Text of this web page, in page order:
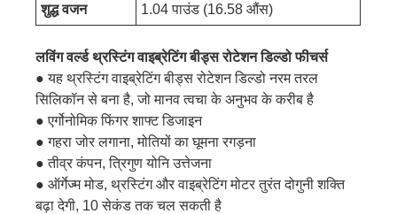
शुद्ध वजन 1.04 पाउंड (16.58 औंस)
लविंग वर्ल्ड थ्रस्टिंग वाइब्रेटिंग बीड्स रोटेशन डिल्डो फीचर्स
● यह थ्रस्टिंग वाइब्रेटिंग बीड्स रोटेशन डिल्डो नरम तरल
सिलिकॉन से बना है, जो मानव त्वचा के अनुभव के करीब है
● एर्गोनोमिक फिंगर शाफ्ट डिजाइन
● गहरा जोर लगाना, मोतियों का घूमना रगड़ना
● तीव्र कंपन, त्रिगुण योनि उत्तेजना
● ऑर्गेज्म मोड, थ्रस्टिंग और वाइब्रेटिंग मोटर तुरंत दोगुनी शक्ति
बढ़ा देगी, 10 सेकंड तक चल सकती है